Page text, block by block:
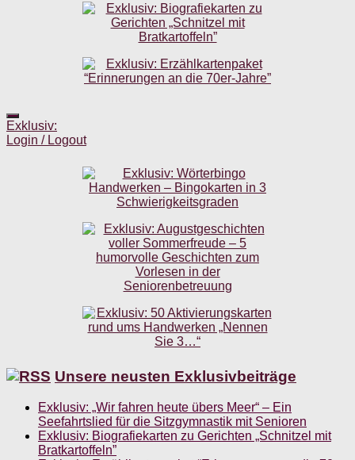
Exklusiv:
Login / Logout
Unsere neusten Exklusivbeiträge
Exklusiv: „Wir fahren heute übers Meer“ – Ein
Seefahrtslied für die Sitzgymnastik mit Senioren
Exklusiv: Biografiekarten zu Gerichten „Schnitzel mit
Bratkartoffeln”